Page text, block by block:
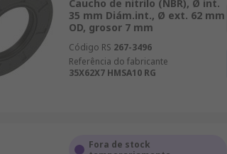
Caucho de nitrilo (NBR), Ø int.
35 mm Diám.int., Ø ext. 62 mm
OD, grosor 7 mm
Código RS 267-3496
Referência do fabricante
35X62X7 HMSA10 RG
Fora de stock